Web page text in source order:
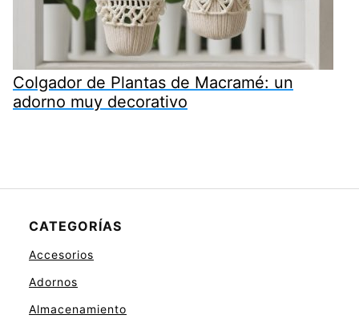
Colgador de Plantas de Macramé: un
adorno muy decorativo
CATEGORÍAS
Accesorios
Adornos
Almacenamiento